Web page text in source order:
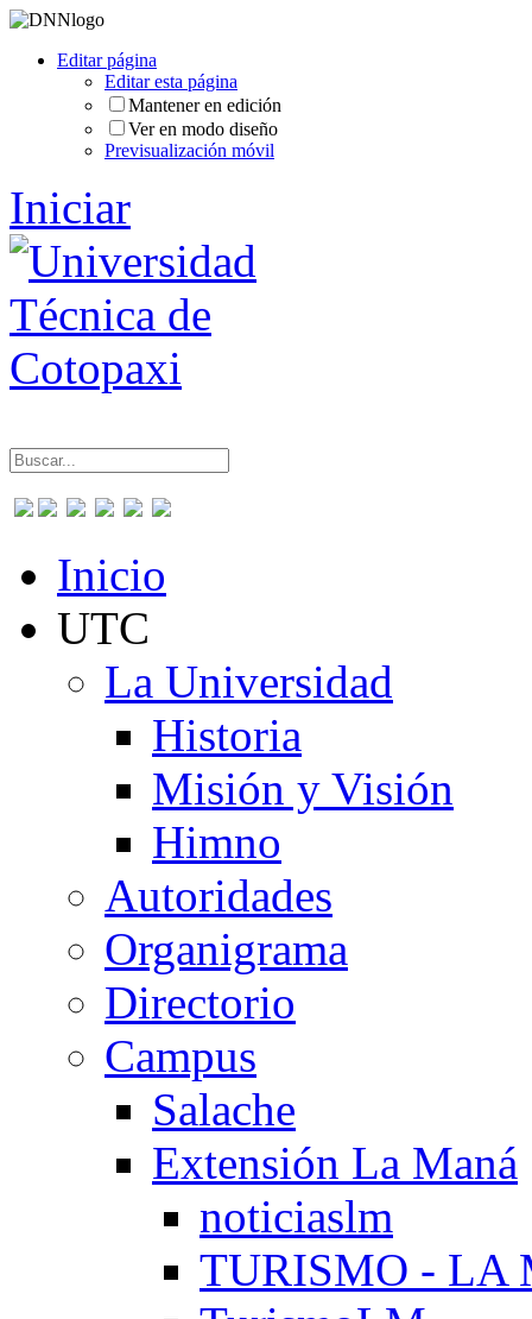
Editar página
Editar esta página
Mantener en edición
Ver en modo diseño
Previsualización móvil
Iniciar
Inicio
UTC
La Universidad
Historia
Misión y Visión
Himno
Autoridades
Organigrama
Directorio
Campus
Salache
Extensión La Maná
noticiaslm
TURISMO - LA